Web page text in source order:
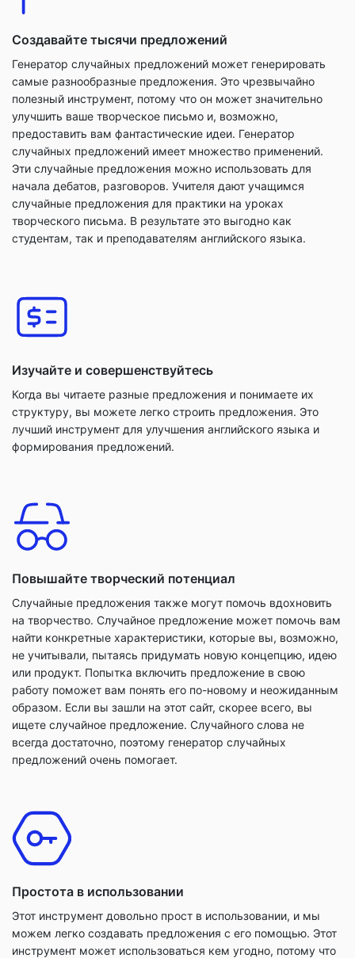
Создавайте тысячи предложений
Генератор случайных предложений может генерировать
самые разнообразные предложения. Это чрезвычайно
полезный инструмент, потому что он может значительно
улучшить ваше творческое письмо и, возможно,
предоставить вам фантастические идеи. Генератор
случайных предложений имеет множество применений.
Эти случайные предложения можно использовать для
начала дебатов, разговоров. Учителя дают учащимся
случайные предложения для практики на уроках
творческого письма. В результате это выгодно как
студентам, так и преподавателям английского языка.
Изучайте и совершенствуйтесь
Когда вы читаете разные предложения и понимаете их
структуру, вы можете легко строить предложения. Это
лучший инструмент для улучшения английского языка и
формирования предложений.
Повышайте творческий потенциал
Случайные предложения также могут помочь вдохновить
на творчество. Случайное предложение может помочь вам
найти конкретные характеристики, которые вы, возможно,
не учитывали, пытаясь придумать новую концепцию, идею
или продукт. Попытка включить предложение в свою
работу поможет вам понять его по-новому и неожиданным
образом. Если вы зашли на этот сайт, скорее всего, вы
ищете случайное предложение. Случайного слова не
всегда достаточно, поэтому генератор случайных
предложений очень помогает.
Простота в использовании
Этот инструмент довольно прост в использовании, и мы
можем легко создавать предложения с его помощью. Этот
инструмент может использоваться кем угодно, потому что